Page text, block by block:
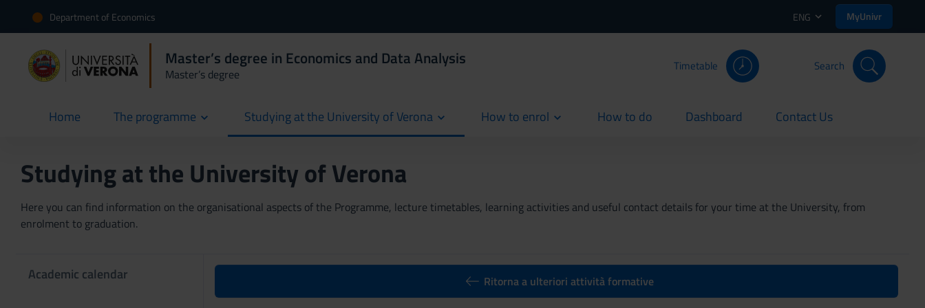
Department of Economics ENG MyUnivr
Master’s degree in Economics and Data Analysis
Master’s degree
Timetable Search
Home
current The programme Studying at the University of Verona How to enrol How to do
current Dashboard
current Contact Us
current
Studying at the University of Verona
Here you can find information on the organisational aspects of the Programme, lecture timetables, learning activities and useful contact details for your time at the University, from
enrolment to graduation.
Academic calendar Ritorna a ulteriori attività formative